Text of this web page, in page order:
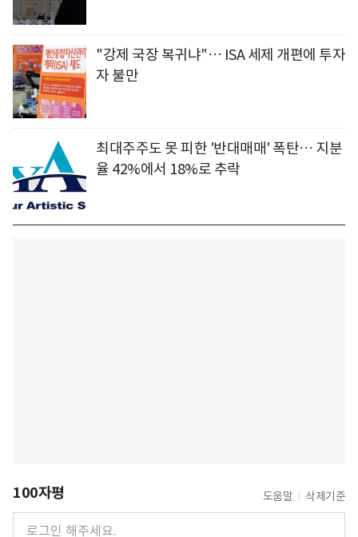
"강제 국장 복귀냐"… ISA 세제 개편에 투자
자 불만
최대주주도 못 피한 '반대매매' 폭탄… 지분
율 42%에서 18%로 추락
100자평 도움말 삭제기준